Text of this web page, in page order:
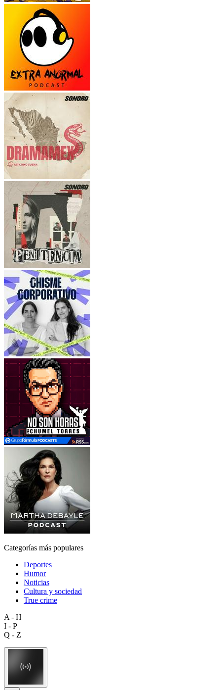
Categorías más populares
Deportes
Humor
Noticias
Cultura y sociedad
True crime
A - H
I - P
Q - Z